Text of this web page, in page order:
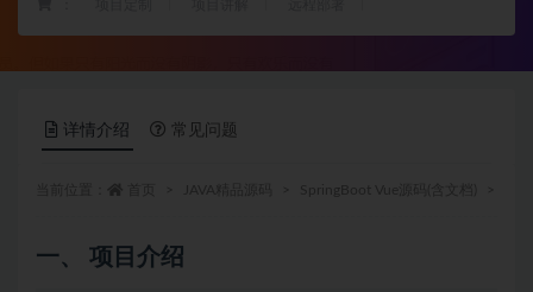
详情介绍 常见问题
一、 项目介绍